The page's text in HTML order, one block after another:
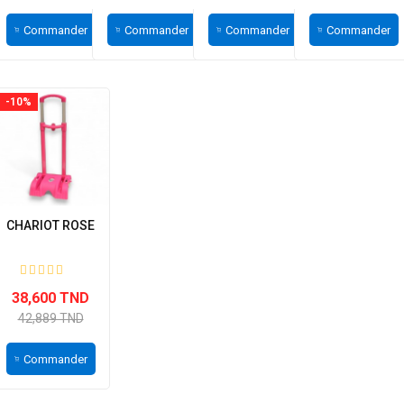
Commander Commander Commander Commander
-10%
CHARIOT ROSE
38,600 TND
42,889 TND
Commander